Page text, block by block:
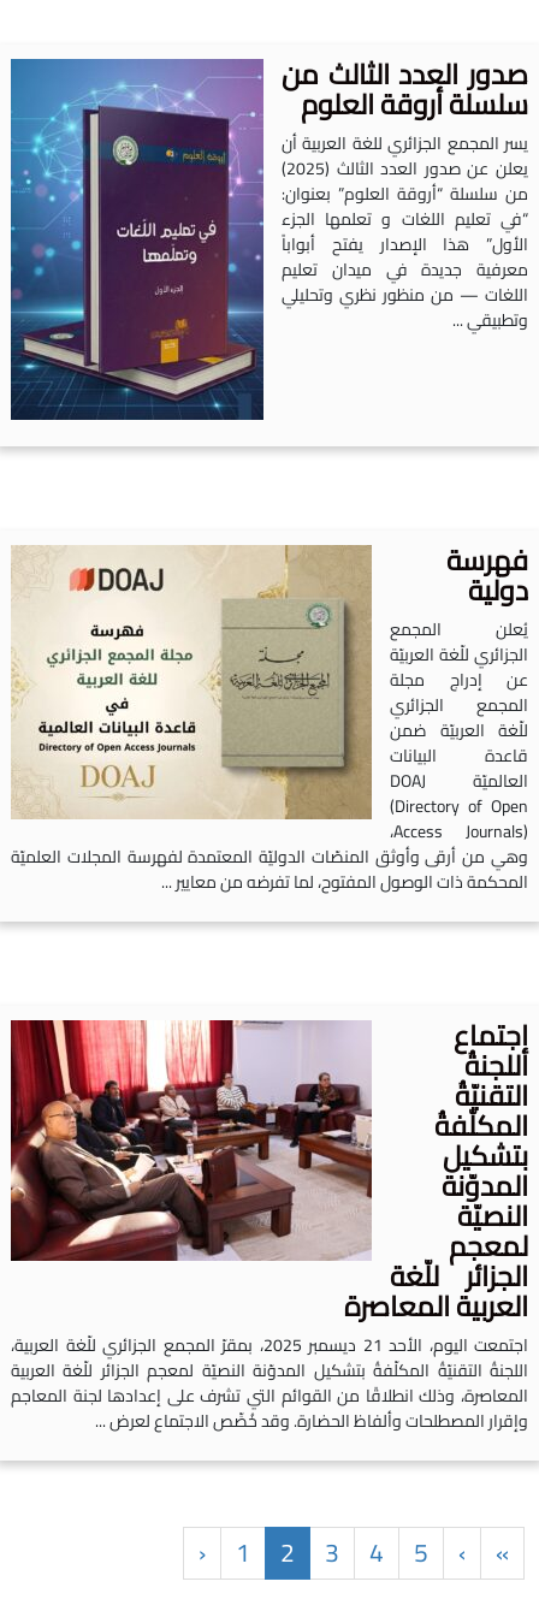
العدد الثالث من
أروقة العلوم
المجمع الجزائري للغة العربية أن
يعلن عن صدور العدد الثالث (2025)
سلسلة “أروقة العلوم” بعنوان:
تعليم اللغات و تعلمها الجزء
هذا الإصدار يفتح أبواباً
جديدة في ميدان تعليم
— من منظور نظري وتحليلي
...
المجمع
للّغة العربيّة
إدراج مجلة
الجزائري
العربيّة ضمن
البيانات
العالميّة DOAJ
(Directory of
Access Journals)،
من أرقى وأوثق المنصّات الدوليّة المعتمدة لفهرسة المجلات العلميّة
ذات الوصول المفتوح، لما تفرضه من معايير ...
للّغة
المعاصرة
اجتمعت اليوم، الأحد 21 ديسمبر 2025، بمقرّ المجمع الجزائري للّغة العربية،
التقنيّةُ المكلّفةُ بتشكيل المدوّنة النصيّة لمعجم الجزائر للّغة العربية
وذلك انطلاقًا من القوائم التي تشرف على إعدادها لجنة المعاجم
المصطلحات وألفاظ الحضارة. وقد خُصِّص الاجتماع لعرض ...